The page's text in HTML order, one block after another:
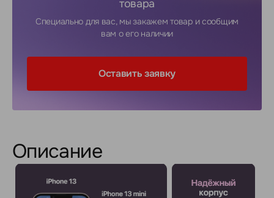
товара
Специально для вас, мы закажем товар и сообщим
вам о его наличии
Оставить заявку
Описание